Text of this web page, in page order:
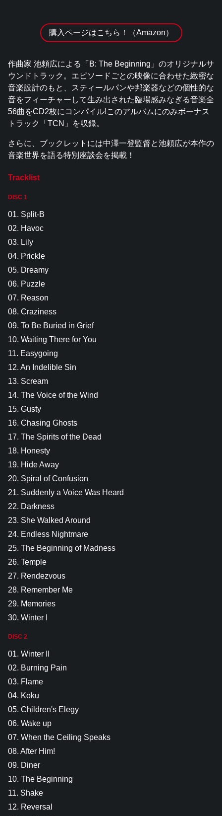
購入ページはこちら！（Amazon）
作曲家 池頼広による「B: The Beginning」のオリジナルサ
ウンドトラック。エピソードごとの映像に合わせた緻密な
音楽設計のもと、スティールパンや邦楽器などの個性的な
音をフィーチャーして生み出された臨場感みなぎる音楽全
56曲をCD2枚にコンパイル!このアルバムにのみボーナス
トラック「TCN」を収録。
さらに、ブックレットには中澤一登監督と池頼広が本作の
音楽世界を語る特別座談会を掲載！
Tracklist
DISC 1
01. Split-B
02. Havoc
03. Lily
04. Prickle
05. Dreamy
06. Puzzle
07. Reason
08. Craziness
09. To Be Buried in Grief
10. Waiting There for You
11. Easygoing
12. An Indelible Sin
13. Scream
14. The Voice of the Wind
15. Gusty
16. Chasing Ghosts
17. The Spirits of the Dead
18. Honesty
19. Hide Away
20. Spiral of Confusion
21. Suddenly a Voice Was Heard
22. Darkness
23. She Walked Around
24. Endless Nightmare
25. The Beginning of Madness
26. Temple
27. Rendezvous
28. Remember Me
29. Memories
30. Winter I
DISC 2
01. Winter II
02. Burning Pain
03. Flame
04. Koku
05. Children's Elegy
06. Wake up
07. When the Ceiling Speaks
08. After Him!
09. Diner
10. The Beginning
11. Shake
12. Reversal